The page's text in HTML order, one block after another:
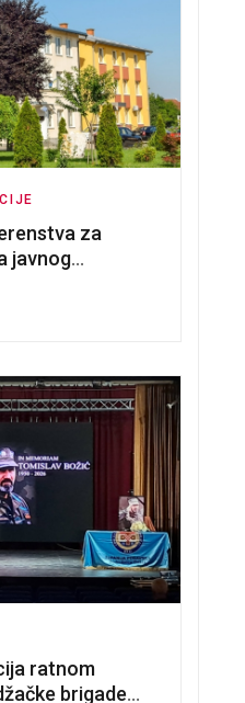
za
javnog
ratnom
brigade